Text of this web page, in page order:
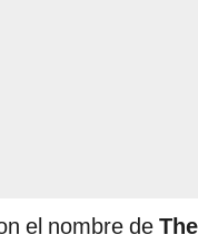
el nombre de